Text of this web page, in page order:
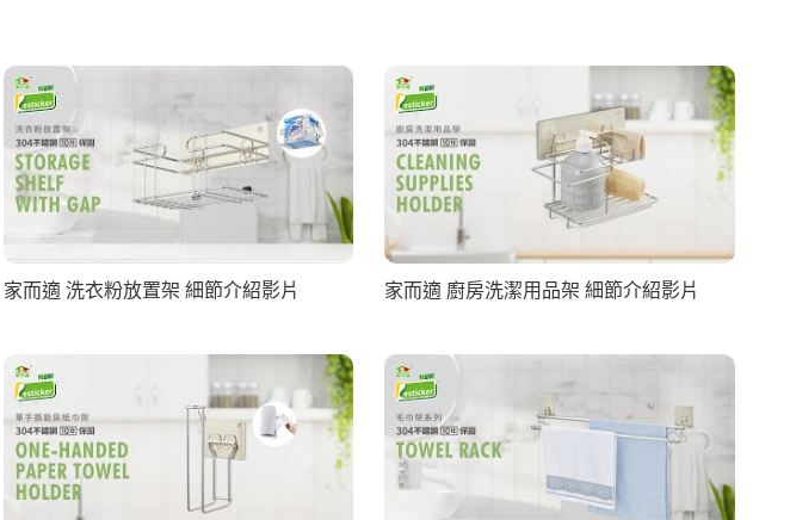
家而適 洗衣粉放置架 細節介紹影片 家而適 廚房洗潔用品架 細節介紹影片